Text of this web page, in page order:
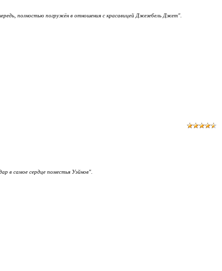
полностью погружён в отношения с красавицей Джезебель Джет".
в самое сердце поместья Уэйнов".